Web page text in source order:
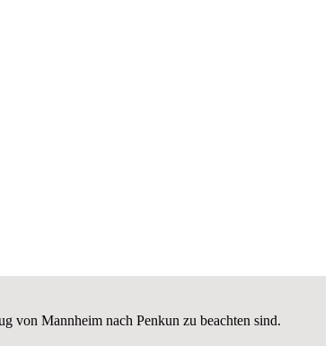
von Mannheim nach Penkun zu beachten sind.